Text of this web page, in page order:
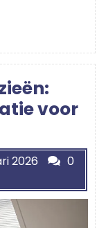
voor
2026
0